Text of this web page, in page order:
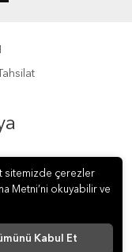
hakları saklıdır.
sitemizde çerezler
Metni’ni okuyabilir ve
Kabul Et